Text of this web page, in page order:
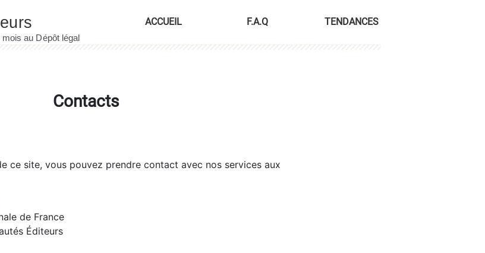
ACCUEIL F.A.Q TENDANCES
Contacts
ce site, vous pouvez prendre contact avec nos services aux
de France
Éditeurs